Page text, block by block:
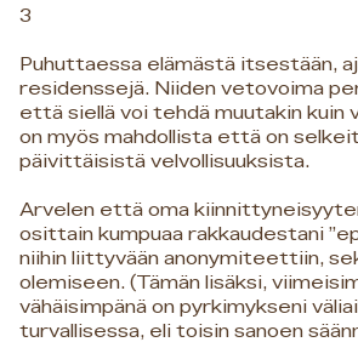
3
Puhuttaessa elämästä itsestään,
residenssejä. Niiden vetovoima
että siellä voi tehdä muutakin kuin
on myös mahdollista että on
päivittäisistä velvollisuuksista.
Arvelen että oma
osittain kumpuaa rakkaudestani
niihin liittyvään anonymiteettiin,
olemiseen. (Tämän lisäksi,
vähäisimpänä on pyrkimykseni
turvallisessa, eli toisin sanoen